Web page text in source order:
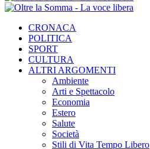
CRONACA
POLITICA
SPORT
CULTURA
ALTRI ARGOMENTI
Ambiente
Arti e Spettacolo
Economia
Estero
Salute
Società
Stili di Vita Tempo Libero